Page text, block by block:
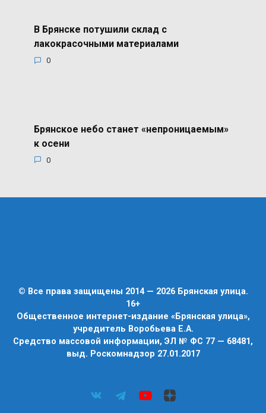
В Брянске потушили склад с
лакокрасочными материалами
0
Брянское небо станет «непроницаемым»
к осени
0
© Все права защищены 2014 — 2026 Брянская улица.
16+
Общественное интернет-издание «Брянская улица»,
учредитель Воробьева Е.А.
Средство массовой информации, ЭЛ № ФС 77 — 68481,
выд. Роскомнадзор 27.01.2017